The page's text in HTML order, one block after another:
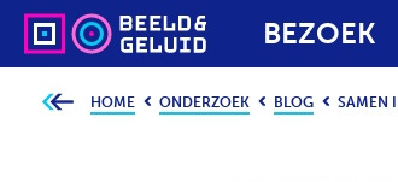
BEZOEK
J
HOME ONDERZOEK BLOG SAMEN